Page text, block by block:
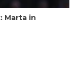
Marta in